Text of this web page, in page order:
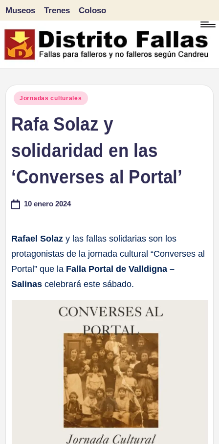
Saltar
al
Museos Trenes Coloso
Publicado
Jornadas culturales
Rafa Solaz y
solidaridad en las
‘Converses al Portal’
10 enero 2024
Rafael Solazy las fallas solidarias son los
protagonistas de la jornada cultural “Converses al
Portal” que la Falla Portal de Valldigna –
Salinas celebrará este sábado.